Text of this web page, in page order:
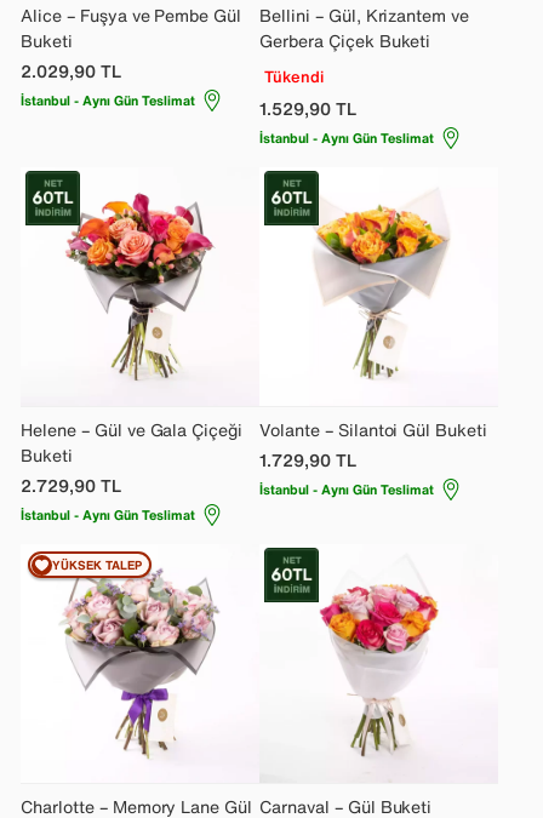
Alice – Fuşya ve Pembe Gül
Buketi
2.029,90TL
İstanbul - Aynı Gün Teslimat
Bellini – Gül, Krizantem ve
Gerbera Çiçek Buketi
Tükendi
1.529,90TL
İstanbul - Aynı Gün Teslimat
Helene – Gül ve Gala Çiçeği
Buketi
2.729,90TL
İstanbul - Aynı Gün Teslimat
Volante – Silantoi Gül Buketi
1.729,90TL
İstanbul - Aynı Gün Teslimat
Charlotte – Memory Lane Gül
YÜKSEK TALEP
Carnaval – Gül Buketi